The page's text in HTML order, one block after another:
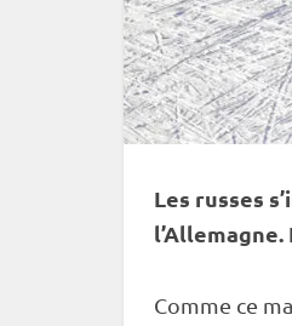
Les russes
l’Allemagne.
Comme ce